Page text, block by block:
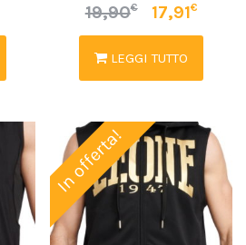
19,90€ 17,91€
LEGGI TUTTO
In offerta!